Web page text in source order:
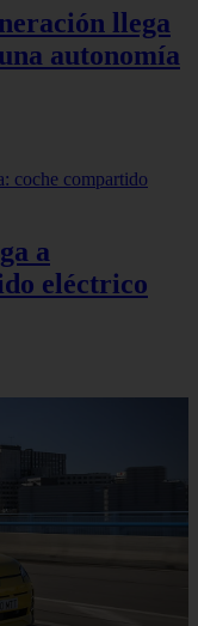
llega
autonomía
a
eléctrico